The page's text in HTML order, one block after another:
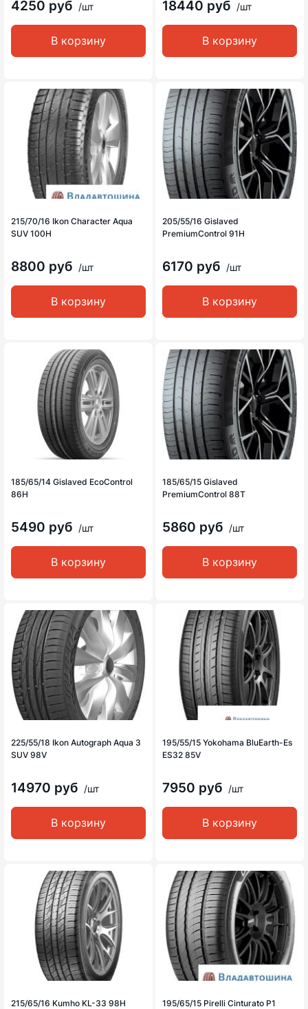
4250 руб /шт
В корзину
18440 руб /шт
В корзину
215/70/16 Ikon Character Aqua
SUV 100H
8800 руб /шт
В корзину
205/55/16 Gislaved
PremiumControl 91H
6170 руб /шт
В корзину
185/65/14 Gislaved EcoControl
86H
5490 руб /шт
В корзину
185/65/15 Gislaved
PremiumControl 88T
5860 руб /шт
В корзину
225/55/18 Ikon Autograph Aqua 3
SUV 98V
14970 руб /шт
В корзину
195/55/15 Yokohama BluEarth-Es
ES32 85V
7950 руб /шт
В корзину
215/65/16 Kumho KL-33 98H
195/65/15 Pirelli Cinturato P1